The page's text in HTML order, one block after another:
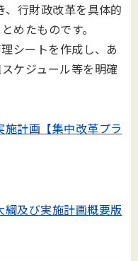
行財政改革を具体的
めたものです。
シートを作成し、あ
ケジュール等を明確
計画【集中改革プラ
及び実施計画概要版